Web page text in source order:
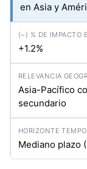
en Asia y
+1.2%
Asia-Pacífico
secundario
Mediano plazo